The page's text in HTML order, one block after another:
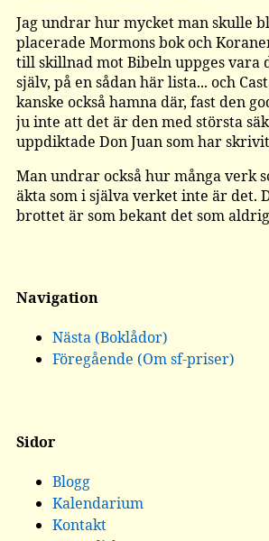
Jag undrar hur mycket man skulle
placerade Mormons bok och
till skillnad mot Bibeln uppges vara
själv, på en sådan här lista... och
kanske också hamna där, fast den
ju inte att det är den med största
uppdiktade Don Juan som har
Man undrar också hur många verk
äkta som i själva verket inte är det.
brottet är som bekant det som
Navigation
Nästa (Boklådor)
Föregående (Om sf-priser)
Sidor
Blogg
Kalendarium
Kontakt